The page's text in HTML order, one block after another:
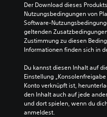
Der Download dieses
Nutzungsbedingungen von
Software-
geltenden
Zustimmung zu diesen
Informationen finden sich in
Du kannst diesen Inhalt auf
Einstellung
Konto verknüpft ist,
den Inhalt auch auf jede
und dort spielen, wenn du
anmeldest.